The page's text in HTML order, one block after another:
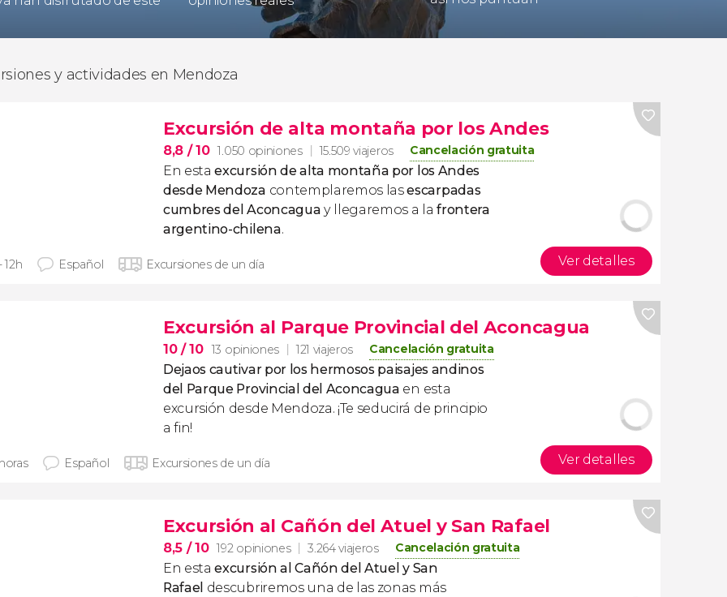
y actividades en Mendoza
Excursión de alta montaña por los Andes
8,8 / 10 1.050 opiniones 15.509 viajeros Cancelación gratuita
En estaexcursión de alta montaña por los Andes
desde Mendoza contemplaremos lasescarpadas
cumbres del Aconcagua y llegaremos a lafrontera
argentino-chilena.
12h Español Excursiones de un día Ver detalles
Excursión al Parque Provincial del Aconcagua
10/ 10 13 opiniones 121 viajeros Cancelación gratuita
Dejaos cautivar por los hermosos paisajes andinos
del Parque Provincial del Aconcagua en esta
excursión desde Mendoza. ¡Te seducirá de principio
a fin!
Español Excursiones de un día Ver detalles
Excursión al Cañón del Atuel y San Rafael
8,5 / 10 192 opiniones 3.264 viajeros Cancelación gratuita
En estaexcursión al Cañón del Atuel y San
Rafael descubriremos una de las zonas más